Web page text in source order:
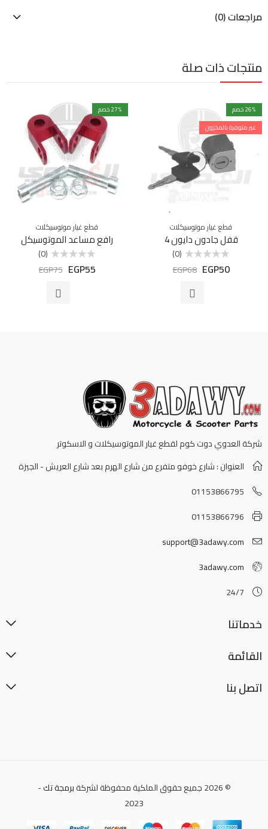
مراجعات (0)
منتجات ذات صلة
26% خصم
غير متوفرة بالمخزون
قطع غيار موتوسيكلات
قفل جادون دايون 4
التقييم
(0)
EGP50
EGP68
27% خصم
قطع غيار موتوسيكلات
رافع مساعد الموتوسيكل
التقييم
(0)
EGP55
EGP75
شركة العدوي دوت كوم لقطع غيار الموتوسيكلات و الاسكوتر
العنوان : شارع خوفو متفرع من شارع الهرم بعد شارع العريش - الجيزة
01153866795
01153866796
support@3adawy.com
3adawy.com
24/7
خدماتنا
القائمة
اتصل بنا
© 2026 جميع حقوق الملكية محفوظة لشركة برمجة تك-
2023